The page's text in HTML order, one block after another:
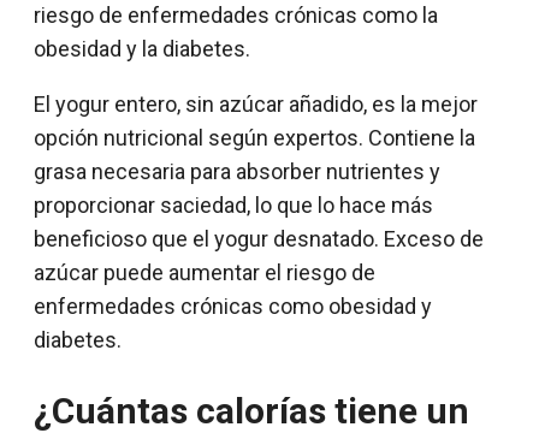
riesgo de enfermedades crónicas como la
obesidad y la diabetes.
El yogur entero, sin azúcar añadido, es la mejor
opción nutricional según expertos. Contiene la
grasa necesaria para absorber nutrientes y
proporcionar saciedad, lo que lo hace más
beneficioso que el yogur desnatado. Exceso de
azúcar puede aumentar el riesgo de
enfermedades crónicas como obesidad y
diabetes.
¿Cuántas calorías tiene un